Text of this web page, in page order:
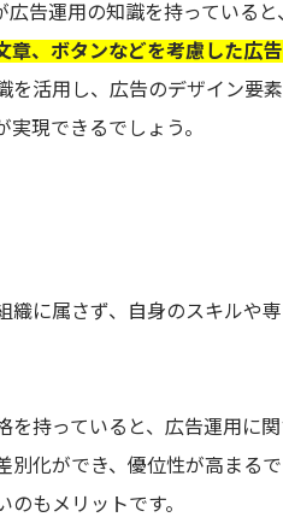
広告運用の知識を持っていると
章、ボタンなどを考慮した広
を活用し、広告のデザイン要
現できるでしょう。
織に属さず、自身のスキルや
を持っていると、広告運用に
別化ができ、優位性が高まる
もメリットです。